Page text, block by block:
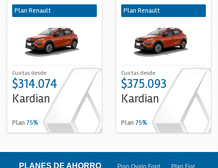
Plan Renault
Cuotas desde
$314.074
Kardian
Plan 75%
Plan Renault
Cuotas desde
$375.093
Kardian
Plan 75%
PLANES DE AHORRO Plan Ovalo Ford Plan Fiat